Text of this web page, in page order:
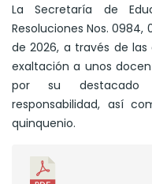
La Secretaría de
Resoluciones Nos. 0984,
de 2026, a través de
exaltación a unos
por su destacado
responsabilidad, así
quinquenio.